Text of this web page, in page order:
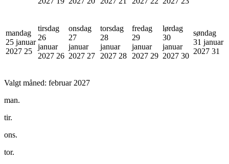
mandag
25 januar
2027 25
tirsdag
26
januar
2027 26
onsdag
27
januar
2027 27
torsdag
28
januar
2027 28
fredag
29
januar
2027 29
lørdag
30
januar
2027 30
søndag
31 januar
2027 31
Valgt måned: februar 2027
man.
tir.
ons.
tor.